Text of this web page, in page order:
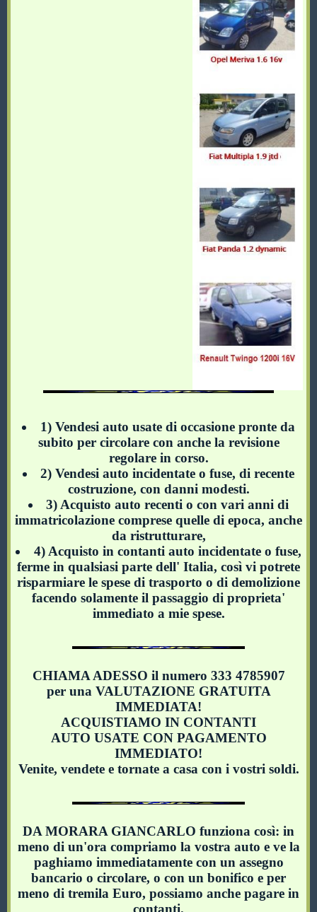
1) Vendesi auto usate di occasione pronte da
subito per circolare con anche la revisione
regolare in corso.
2) Vendesi auto incidentate o fuse, di recente
costruzione, con danni modesti.
3) Acquisto auto recenti o con vari anni di
immatricolazione comprese quelle di epoca, anche
da ristrutturare,
4) Acquisto in contanti auto incidentate o fuse,
ferme in qualsiasi parte dell' Italia, così vi potrete
risparmiare le spese di trasporto o di demolizione
facendo solamente il passaggio di proprieta'
immediato a mie spese.
CHIAMA ADESSO il numero 333 4785907
per una VALUTAZIONE GRATUITA
IMMEDIATA!
ACQUISTIAMO IN CONTANTI
AUTO USATE CON PAGAMENTO
IMMEDIATO!
Venite, vendete e tornate a casa con i vostri soldi.
DA MORARA GIANCARLO funziona così: in
meno di un'ora compriamo la vostra auto e ve la
paghiamo immediatamente con un assegno
bancario o circolare, o con un bonifico e per
meno di tremila Euro, possiamo anche pagare in
contanti.